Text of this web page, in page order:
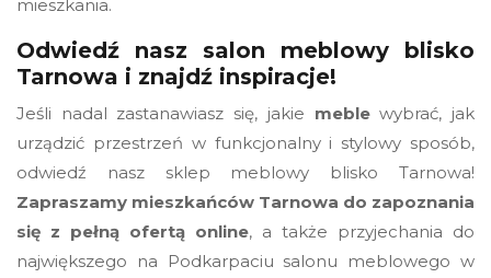
mieszkania.
Odwiedź nasz salon meblowy blisko
Tarnowa i znajdź inspiracje!
Jeśli nadal zastanawiasz się, jakie meblewybrać, jak
urządzić przestrzeń w funkcjonalny i stylowy sposób,
odwiedź nasz sklep meblowy blisko Tarnowa!
Zapraszamy mieszkańców Tarnowa do zapoznania
się z pełną ofertą online, a także przyjechania do
największego na Podkarpaciu salonu meblowego w